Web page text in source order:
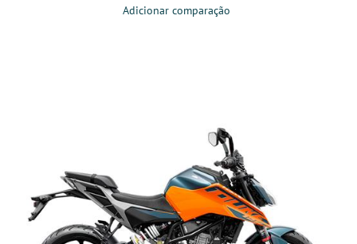
Adicionar comparação